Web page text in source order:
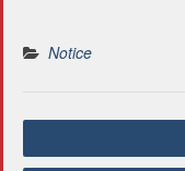
Notice
P
o